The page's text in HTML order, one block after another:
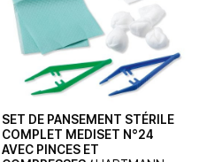
SET DE PANSEMENT STÉRILE
COMPLET MEDISET N°24
AVEC PINCES ET